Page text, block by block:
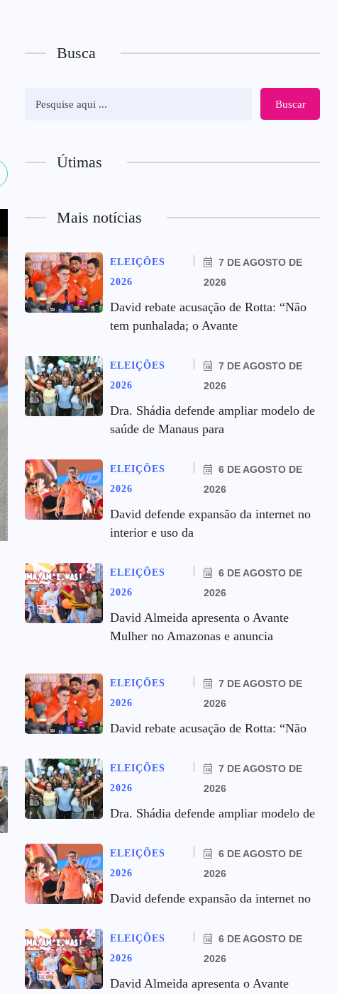
Busca
Buscar
Útimas
Mais notícias
ELEIÇÕES
2026
7 DE AGOSTO DE
2026
David rebate acusação de Rotta: “Não
tem punhalada; o Avante
ELEIÇÕES
2026
7 DE AGOSTO DE
2026
Dra. Shádia defende ampliar modelo de
saúde de Manaus para
ELEIÇÕES
2026
6 DE AGOSTO DE
2026
David defende expansão da internet no
interior e uso da
ELEIÇÕES
2026
6 DE AGOSTO DE
2026
David Almeida apresenta o Avante
Mulher no Amazonas e anuncia
ELEIÇÕES
2026
7 DE AGOSTO DE
2026
David rebate acusação de Rotta: “Não
ELEIÇÕES
2026
7 DE AGOSTO DE
2026
Dra. Shádia defende ampliar modelo de
ELEIÇÕES
2026
6 DE AGOSTO DE
2026
David defende expansão da internet no
ELEIÇÕES
2026
6 DE AGOSTO DE
2026
David Almeida apresenta o Avante